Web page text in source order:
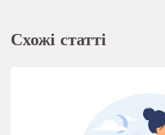
Схожі статті